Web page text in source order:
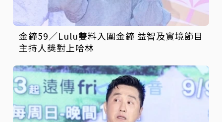
金鐘59／Lulu雙料入圍金鐘 益智及實境節目
主持人獎對上哈林